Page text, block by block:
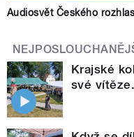
Audiosvět Českého
Krajské
své